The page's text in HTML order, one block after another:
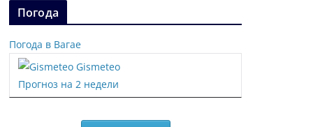
Погода
Погода в Вагае
Gismeteo
Прогноз на 2 недели